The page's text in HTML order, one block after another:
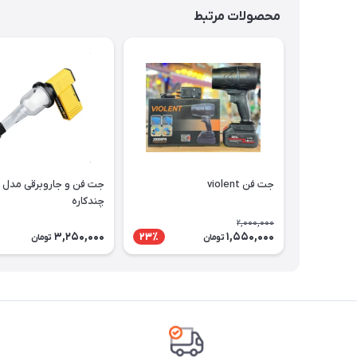
محصولات مرتبط
جت فن violent
2,000,000
1,550,000 تومان 23٪
چندکاره
3,250,000 تومان